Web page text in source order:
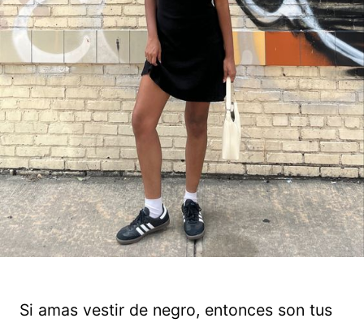
Si amas vestir de negro, entonces son tus